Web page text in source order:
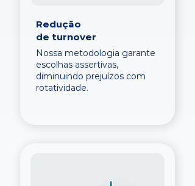
Redução
de turnover
Nossa metodologia garante
escolhas assertivas,
diminuindo prejuízos com
rotatividade.